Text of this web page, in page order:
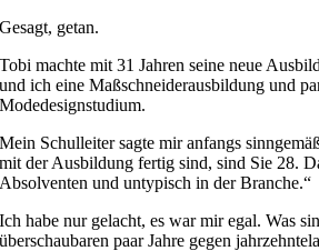
Gesagt, getan.
Tobi machte mit 31 Jahren seine neue
und ich eine Maßschneiderausbildung und
Modedesignstudium.
Mein Schulleiter sagte mir anfangs
mit der Ausbildung fertig sind, sind Sie 28.
Absolventen und untypisch in der Branche.“
Ich habe nur gelacht, es war mir egal. Was
überschaubaren paar Jahre gegen